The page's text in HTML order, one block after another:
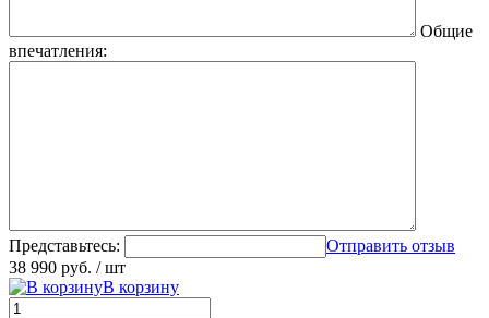
Общие
впечатления:
Представьтесь:
Отправить отзыв
38 990 руб. / шт
В корзину